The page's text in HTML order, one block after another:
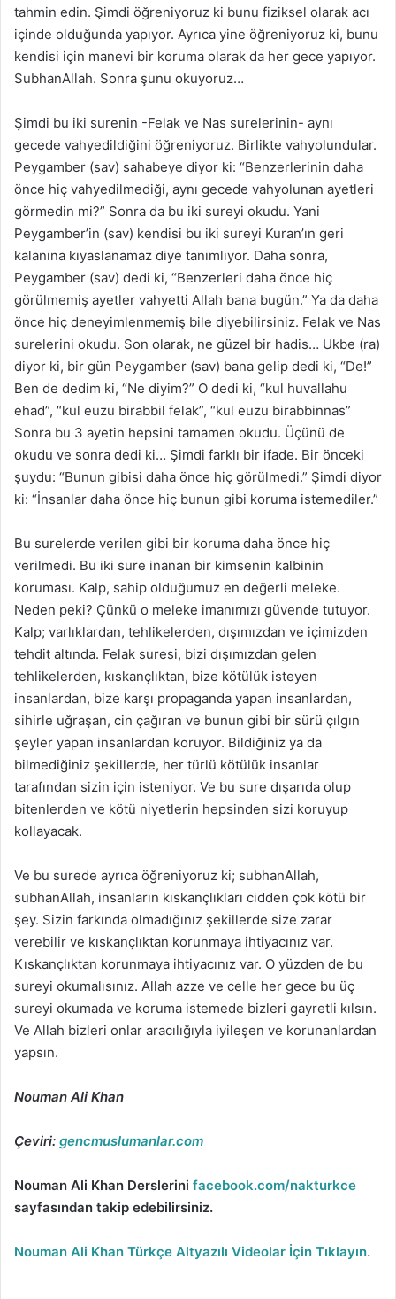
tahmin edin. Şimdi öğreniyoruz ki bunu fiziksel olarak acı
içinde olduğunda yapıyor. Ayrıca yine öğreniyoruz ki, bunu
kendisi için manevi bir koruma olarak da her gece yapıyor.
SubhanAllah. Sonra şunu okuyoruz…
Şimdi bu iki surenin -Felak ve Nas surelerinin- aynı
gecede vahyedildiğini öğreniyoruz. Birlikte vahyolundular.
Peygamber (sav) sahabeye diyor ki: “Benzerlerinin daha
önce hiç vahyedilmediği, aynı gecede vahyolunan ayetleri
görmedin mi?” Sonra da bu iki sureyi okudu. Yani
Peygamber’in (sav) kendisi bu iki sureyi Kuran’ın geri
kalanına kıyaslanamaz diye tanımlıyor. Daha sonra,
Peygamber (sav) dedi ki, “Benzerleri daha önce hiç
görülmemiş ayetler vahyetti Allah bana bugün.” Ya da daha
önce hiç deneyimlenmemiş bile diyebilirsiniz. Felak ve Nas
surelerini okudu. Son olarak, ne güzel bir hadis… Ukbe (ra)
diyor ki, bir gün Peygamber (sav) bana gelip dedi ki, “De!”
Ben de dedim ki, “Ne diyim?” O dedi ki, “kul huvallahu
ehad”, “kul euzu birabbil felak”, “kul euzu birabbinnas”
Sonra bu 3 ayetin hepsini tamamen okudu. Üçünü de
okudu ve sonra dedi ki… Şimdi farklı bir ifade. Bir önceki
şuydu: “Bunun gibisi daha önce hiç görülmedi.” Şimdi diyor
ki: “İnsanlar daha önce hiç bunun gibi koruma istemediler.”
Bu surelerde verilen gibi bir koruma daha önce hiç
verilmedi. Bu iki sure inanan bir kimsenin kalbinin
koruması. Kalp, sahip olduğumuz en değerli meleke.
Neden peki? Çünkü o meleke imanımızı güvende tutuyor.
Kalp; varlıklardan, tehlikelerden, dışımızdan ve içimizden
tehdit altında. Felak suresi, bizi dışımızdan gelen
tehlikelerden, kıskançlıktan, bize kötülük isteyen
insanlardan, bize karşı propaganda yapan insanlardan,
sihirle uğraşan, cin çağıran ve bunun gibi bir sürü çılgın
şeyler yapan insanlardan koruyor. Bildiğiniz ya da
bilmediğiniz şekillerde, her türlü kötülük insanlar
tarafından sizin için isteniyor. Ve bu sure dışarıda olup
bitenlerden ve kötü niyetlerin hepsinden sizi koruyup
kollayacak.
Ve bu surede ayrıca öğreniyoruz ki; subhanAllah,
subhanAllah, insanların kıskançlıkları cidden çok kötü bir
şey. Sizin farkında olmadığınız şekillerde size zarar
verebilir ve kıskançlıktan korunmaya ihtiyacınız var.
Kıskançlıktan korunmaya ihtiyacınız var. O yüzden de bu
sureyi okumalısınız. Allah azze ve celle her gece bu üç
sureyi okumada ve koruma istemede bizleri gayretli kılsın.
Ve Allah bizleri onlar aracılığıyla iyileşen ve korunanlardan
yapsın.
Nouman Ali Khan
Çeviri: gencmuslumanlar.com
Nouman Ali Khan Derslerini facebook.com/nakturkce
sayfasından takip edebilirsiniz.
Nouman Ali Khan Türkçe Altyazılı Videolar İçin Tıklayın.